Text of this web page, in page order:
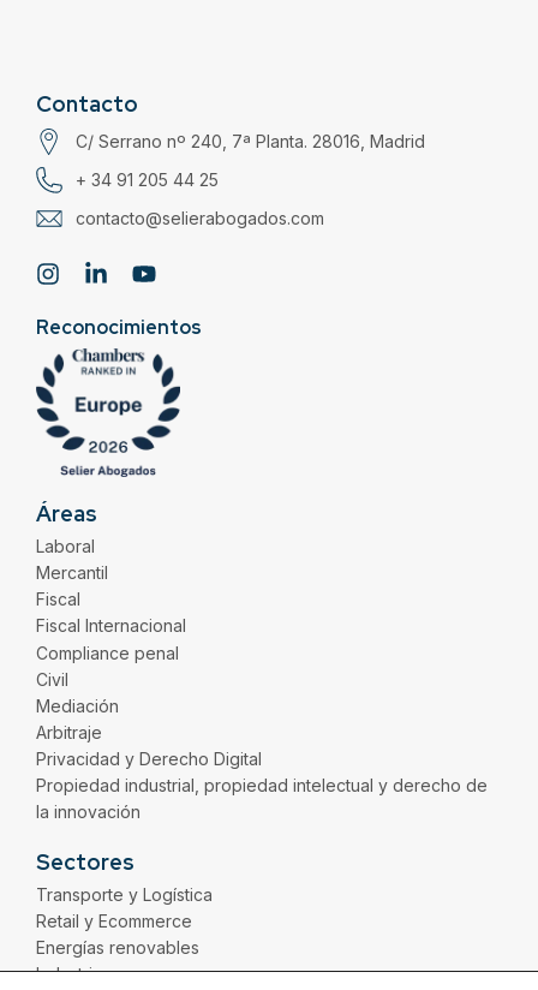
Contacto
C/ Serrano nº 240, 7ª Planta. 28016, Madrid
+ 34 91 205 44 25
contacto@selierabogados.com
Reconocimientos
Áreas
Laboral
Mercantil
Fiscal
Fiscal Internacional
Compliance penal
Civil
Mediación
Arbitraje
Privacidad y Derecho Digital
Propiedad industrial, propiedad intelectual y derecho de
la innovación
Sectores
Transporte y Logística
Retail y Ecommerce
Energías renovables
Industria